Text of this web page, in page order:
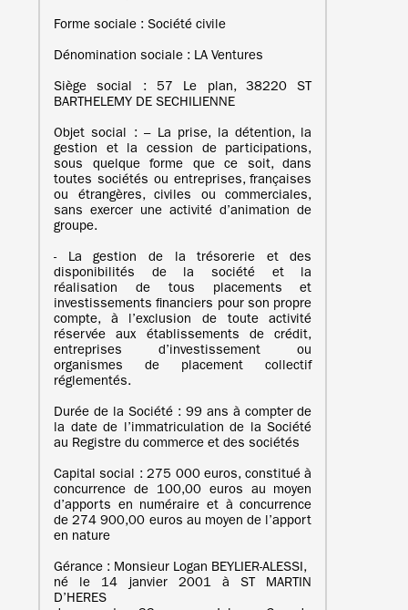
Forme sociale : Société civile
Dénomination sociale : LA Ventures
Siège social : 57 Le plan, 38220 ST
BARTHELEMY DE SECHILIENNE
Objet social : – La prise, la détention, la
gestion et la cession de participations,
sous quelque forme que ce soit, dans
toutes sociétés ou entreprises, françaises
ou étrangères, civiles ou commerciales,
sans exercer une activité d’animation de
groupe.
- La gestion de la trésorerie et des
disponibilités de la société et la
réalisation de tous placements et
investissements financiers pour son propre
compte, à l’exclusion de toute activité
réservée aux établissements de crédit,
entreprises d’investissement ou
organismes de placement collectif
réglementés.
Durée de la Société : 99 ans à compter de
la date de l’immatriculation de la Société
au Registre du commerce et des sociétés
Capital social : 275 000 euros, constitué à
concurrence de 100,00 euros au moyen
d’apports en numéraire et à concurrence
de 274 900,00 euros au moyen de l’apport
en nature
Gérance : Monsieur Logan BEYLIER-ALESSI,
né le 14 janvier 2001 à ST MARTIN
D’HERES